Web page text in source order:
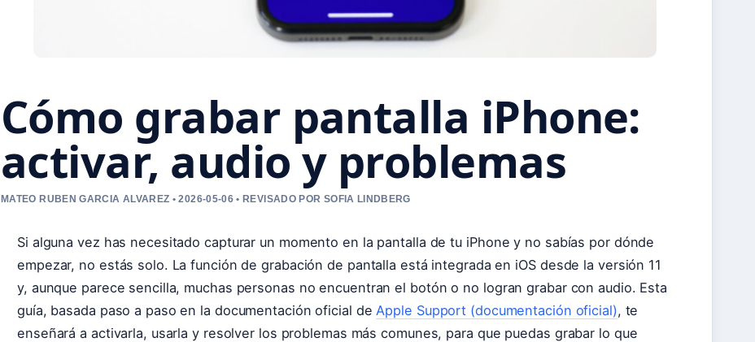
Cómo grabar pantalla iPhone:
activar, audio y problemas
MATEO RUBEN GARCIA ALVAREZ • 2026-05-06 • REVISADO POR SOFIA LINDBERG
Si alguna vez has necesitado capturar un momento en la pantalla de tu iPhone y no sabías por dónde
empezar, no estás solo. La función de grabación de pantalla está integrada en iOS desde la versión 11
y, aunque parece sencilla, muchas personas no encuentran el botón o no logran grabar con audio. Esta
guía, basada paso a paso en la documentación oficial de Apple Support (documentación oficial), te
enseñará a activarla, usarla y resolver los problemas más comunes, para que puedas grabar lo que